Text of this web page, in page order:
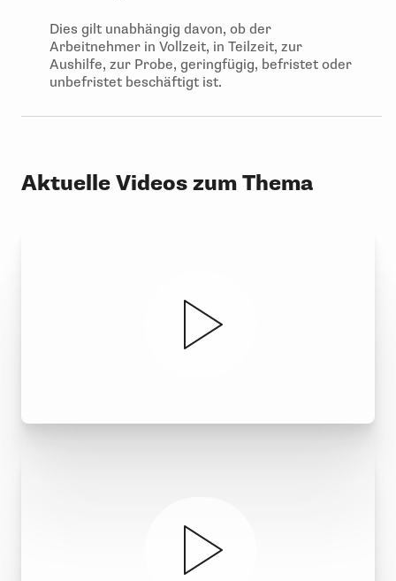
Dies gilt unabhängig davon, ob der
Arbeitnehmer in Vollzeit, in Teilzeit, zur
Aushilfe, zur Probe, geringfügig, befristet oder
unbefristet beschäftigt ist.
Aktuelle Videos zum Thema